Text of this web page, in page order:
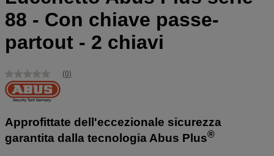
88 - Con chiave passe-
partout - 2 chiavi
Nessuna
valutazione
Stesso
alla
pagina.
(0)
Approfittate dell'eccezionale sicurezza
garantita dalla tecnologia Abus Plus®